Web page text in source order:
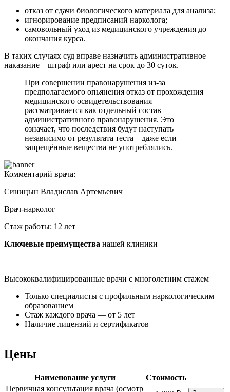
отказ от сдачи биологического материала для анализа;
игнорирование предписаний нарколога;
самовольный уход из медицинского учреждения до
окончания курса.
В таких случаях суд вправе назначить административное
наказание – штраф или арест на срок до 30 суток.
При совершении правонарушения из-за
предполагаемого опьянения отказ от прохождения
медицинского освидетельствования
рассматривается как отдельный состав
административного правонарушения. Это
означает, что последствия будут наступать
независимо от результата теста – даже если
запрещённые вещества не употреблялись.
Комментарий врача:
Синицын Владислав Артемьевич
Врач-нарколог
Стаж работы: 12 лет
Ключевые преимущества нашей клиники
Высококвалифицированные врачи с многолетним стажем
Только специалисты с профильным наркологическим
образованием
Стаж каждого врача — от 5 лет
Наличие лицензий и сертификатов
Цены
Наименование услуги
Стоимость
Первичная консультация врача (осмотр